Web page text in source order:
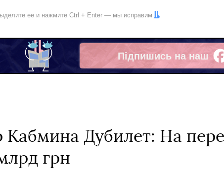
ее и нажмите Ctrl + Enter — мы исправим
Підпишись на наш
Facebook
Дубилет: На
грн